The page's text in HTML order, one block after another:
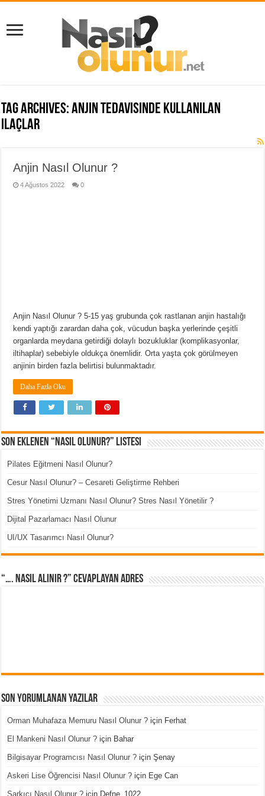
Tag Archives:anjin tedavisinde kullanılan
ilaçlar
Anjin Nasıl Olunur ?
4 Ağustos 2022 0
Anjin Nasıl Olunur ? 5-15 yaş grubunda çok rastlanan anjin hastalığı
kendi yaptığı zarardan daha çok, vücudun başka yerlerinde çeşitli
organlarda meydana getirdiği dolaylı bozukluklar (komplikasyonlar,
iltihaplar) sebebiyle oldukça önemlidir. Orta yaşta çok görülmeyen
anjinin birden fazla belirtisi bulunmaktadır.
Daha Fazla Oku
Son Eklenen “Nasıl Olunur?” Listesi
Pilates Eğitmeni Nasıl Olunur?
Cesur Nasıl Olunur? – Cesareti Geliştirme Rehberi
Stres Yönetimi Uzmanı Nasıl Olunur? Stres Nasıl Yönetilir ?
Dijital Pazarlamacı Nasıl Olunur
UI/UX Tasarımcı Nasıl Olunur?
“…. Nasıl Alınır ?” cevaplayan adres
Son Yorumlanan Yazılar
Orman Muhafaza Memuru Nasıl Olunur ? için Ferhat
El Mankeni Nasıl Olunur ? için Bahar
Bilgisayar Programcısı Nasıl Olunur ? içinŞenay
Askeri Lise Öğrencisi Nasıl Olunur ? için Ege Can
Şarkıcı Nasıl Olunur ? için Defne_1022